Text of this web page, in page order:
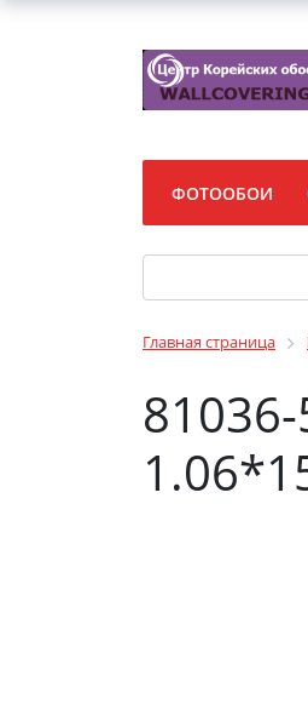
ФОТООБОИ
Главная страница